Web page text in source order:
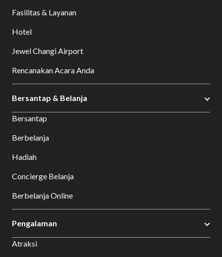
Fasilitas & Layanan
Hotel
Jewel Changi Airport
Rencanakan Acara Anda
Bersantap & Belanja
Bersantap
Berbelanja
Hadiah
Concierge Belanja
Berbelanja Online
Pengalaman
Atraksi